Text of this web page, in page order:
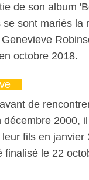
de son album
sont mariés la
octobre 2018.
de
2000,
fils en
finalisé le 22